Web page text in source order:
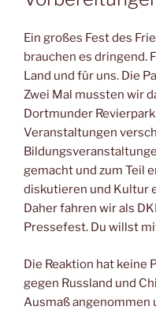
Ein großes Fest des
brauchen es dringend.
Land und für uns. Die
Zwei Mal mussten wir
Dortmunder
Veranstaltungen
gemacht und zum Teil
diskutieren und Kultur
Daher fahren wir als
Pressefest. Du willst
Die Reaktion hat keine
gegen Russland und
Ausmaß angenommen